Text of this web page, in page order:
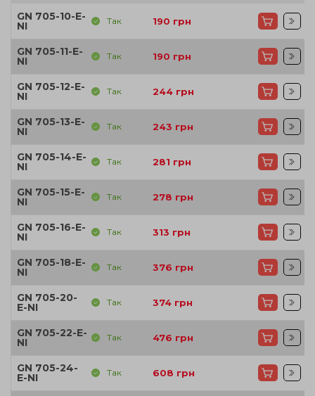
GN 705-10-E-
NI Так 190 грн
GN 705-11-E-
NI Так 190 грн
GN 705-12-E-
NI Так 244 грн
GN 705-13-E-
NI Так 243 грн
GN 705-14-E-
NI Так 281 грн
GN 705-15-E-
NI Так 278 грн
GN 705-16-E-
NI Так 313 грн
GN 705-18-E-
NI Так 376 грн
GN 705-20-
E-NI Так 374 грн
GN 705-22-E-
NI Так 476 грн
GN 705-24-
E-NI Так 608 грн